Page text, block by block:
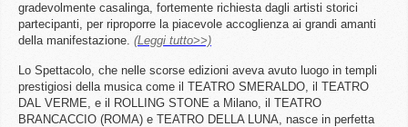
gradevolmente casalinga, fortemente richiesta dagli artisti storici
partecipanti, per riproporre la piacevole accoglienza ai grandi amanti
della manifestazione. (Leggi tutto>>)
Lo Spettacolo, che nelle scorse edizioni aveva avuto luogo in templi
prestigiosi della musica come il TEATRO SMERALDO, il TEATRO
DAL VERME, e il ROLLING STONE a Milano, il TEATRO
BRANCACCIO (ROMA) e TEATRO DELLA LUNA, nasce in perfetta